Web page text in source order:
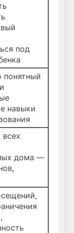
под
понятный
навыки
дома —